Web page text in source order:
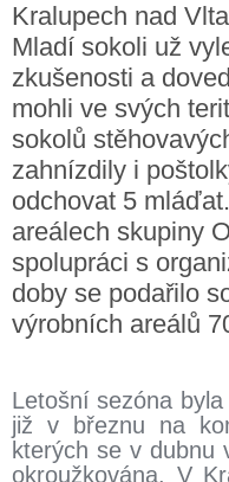
Kralupech nad
Mladí sokoli už
zkušenosti a
mohli ve svých
sokolů
zahnízdily i
odchovat 5
areálech skupiny
spolupráci s
doby se podařilo
výrobních areálů
Letošní sezóna
již v březnu na
kterých se v dubnu
okroužkována. V